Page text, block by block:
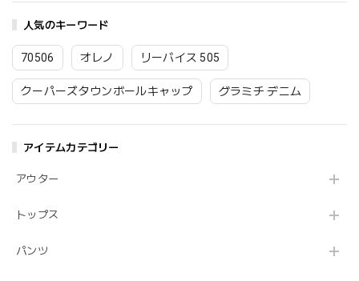
人気のキーワード
70506 オレノ リーバイス 505
クーパーズタウンボールキャップ グラミチ デニム
アイテムカテゴリー
アウター
トップス
パンツ